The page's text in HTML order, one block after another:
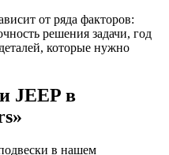
от ряда факторов:
решения задачи, год
которые нужно
JEEP в
в нашем